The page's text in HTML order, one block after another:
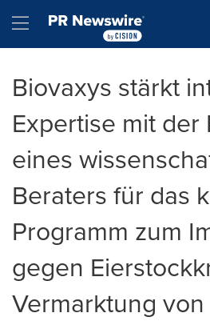
Hamburger menu
Biovaxys stärkt
Expertise mit der
eines
Beraters für das
Programm zum
gegen
Vermarktung